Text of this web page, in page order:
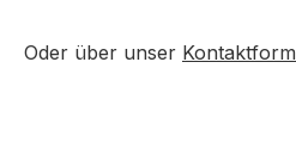
Oder über unser